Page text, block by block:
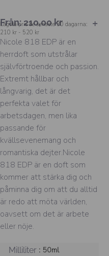
kundrecension
Från:210,00kr
Lägsta pris de senaste 30 dagarna:
210 kr - 520 kr
Nicole 818 EDP är en
herrdoft som utstrålar
självförtroende och passion.
Extremt hållbar och
långvarig, det är det
perfekta valet för
arbetsdagen, men lika
passande för
kvällsevenemang och
romantiska dejter.Nicole
818 EDP är en doft som
kommer att stärka dig och
påminna dig om att du alltid
är redo att möta världen,
oavsett om det är arbete
eller nöje.
Milliliter : 50ml